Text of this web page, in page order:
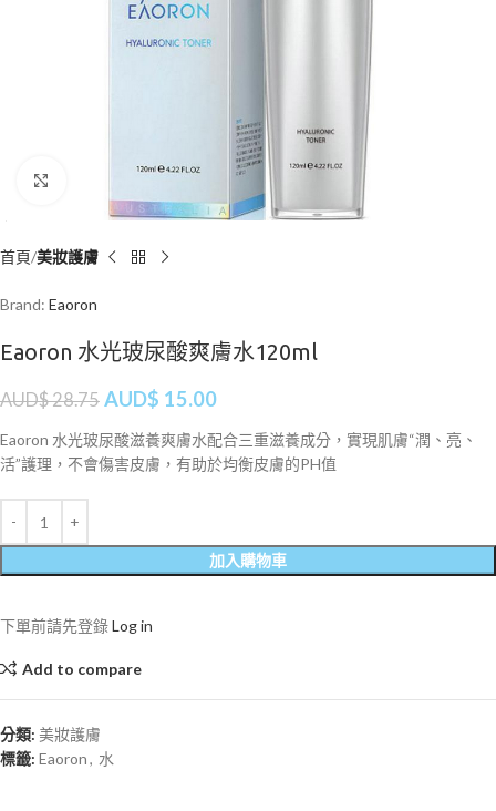
首頁 美妝護膚
Brand: Eaoron
Eaoron 水光玻尿酸爽膚水120ml
AUD$28.75 AUD$ 15.00
Eaoron 水光玻尿酸滋養爽膚水配合三重滋養成分，實現肌膚“潤、亮、
活”護理，不會傷害皮膚，有助於均衡皮膚的PH值
加入購物車
下單前請先登錄Log in
Add to compare
分類: 美妝護膚
標籤: Eaoron, 水